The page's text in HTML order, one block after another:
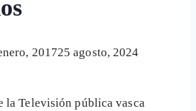
201725 agosto, 2024
la Televisión pública vasca